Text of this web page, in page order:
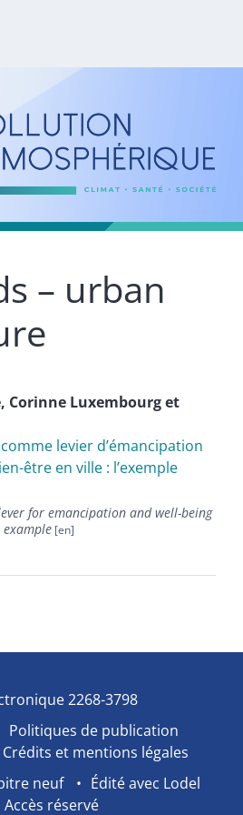
– urban
, Corinne Luxembourget
levier d’émancipation
être en ville : l’exemple
for emancipation and well-being
2268-3798
Politiques de publication
Crédits et mentions légales
neuf
Édité avec Lodel
Accès réservé